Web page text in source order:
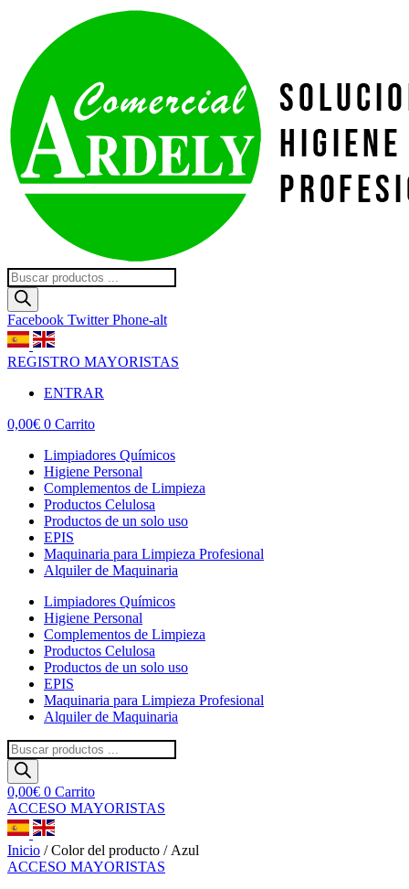
contenido
Búsqueda
de
productos
Facebook Twitter Phone-alt
REGISTRO MAYORISTAS
ENTRAR
0,00€ 0 Carrito
Limpiadores Químicos
Higiene Personal
Complementos de Limpieza
Productos Celulosa
Productos de un solo uso
EPIS
Maquinaria para Limpieza Profesional
Alquiler de Maquinaria
Limpiadores Químicos
Higiene Personal
Complementos de Limpieza
Productos Celulosa
Productos de un solo uso
EPIS
Maquinaria para Limpieza Profesional
Alquiler de Maquinaria
Búsqueda
de
productos
0,00€ 0 Carrito
ACCESO MAYORISTAS
Inicio / Color del producto / Azul
ACCESO MAYORISTAS